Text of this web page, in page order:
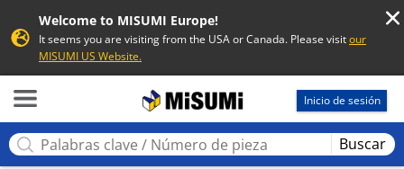
Welcome to MISUMI Europe!
It seems you are visiting from the USA or Canada. Please visitour
MISUMI US Website.
Inicio de sesión
Buscar